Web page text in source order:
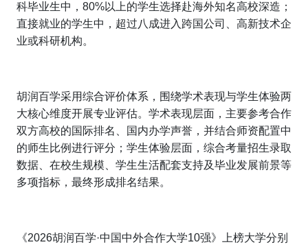
科毕业生中，80%以上的学生选择赴海外知名高校深造；
直接就业的学生中，超过八成进入跨国公司、高新技术企
业或科研机构。
胡润百学采用综合评价体系，围绕学术表现与学生体验两
大核心维度开展专业评估。学术表现层面，主要参考合作
双方高校的国际排名、国内办学声誉，并结合师资配置中
的师生比例进行评分；学生体验层面，综合考量招生录取
数据、在校生规模、学生生活配套支持及毕业发展前景等
多项指标，最终形成排名结果。
《2026胡润百学·中国中外合作大学10强》上榜大学分别